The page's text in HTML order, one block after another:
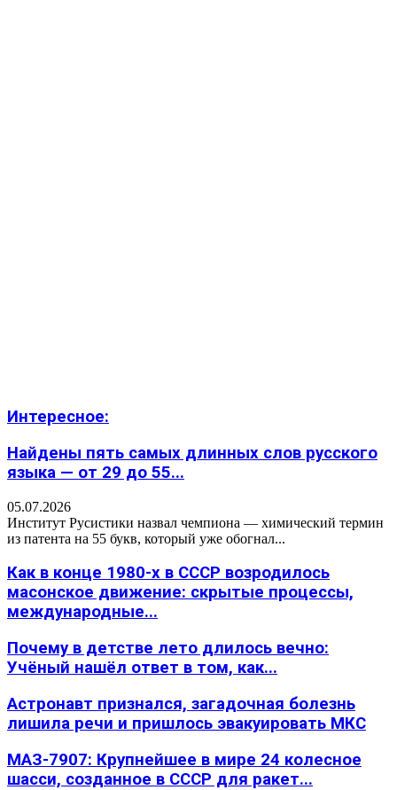
Интересное:
Найдены пять самых длинных слов русского
языка — от 29 до 55...
05.07.2026
Институт Русистики назвал чемпиона — химический термин
из патента на 55 букв, который уже обогнал...
Как в конце 1980-х в СССР возродилось
масонское движение: скрытые процессы,
международные...
Почему в детстве лето длилось вечно:
Учёный нашёл ответ в том, как...
Астронавт признался, загадочная болезнь
лишила речи и пришлось эвакуировать МКС
МАЗ-7907: Крупнейшее в мире 24 колесное
шасси, созданное в СССР для ракет...